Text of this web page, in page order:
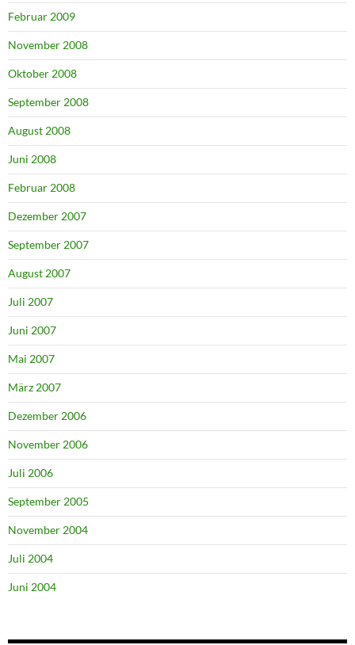
Februar 2009
November 2008
Oktober 2008
September 2008
August 2008
Juni 2008
Februar 2008
Dezember 2007
September 2007
August 2007
Juli 2007
Juni 2007
Mai 2007
März 2007
Dezember 2006
November 2006
Juli 2006
September 2005
November 2004
Juli 2004
Juni 2004